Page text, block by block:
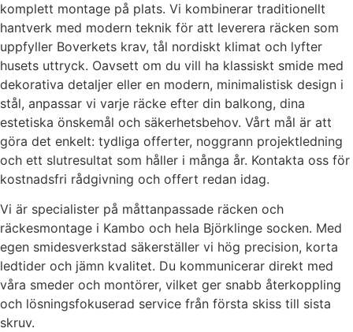
komplett montage på plats. Vi kombinerar traditionellt
hantverk med modern teknik för att leverera räcken som
uppfyller Boverkets krav, tål nordiskt klimat och lyfter
husets uttryck. Oavsett om du vill ha klassiskt smide med
dekorativa detaljer eller en modern, minimalistisk design i
stål, anpassar vi varje räcke efter din balkong, dina
estetiska önskemål och säkerhetsbehov. Vårt mål är att
göra det enkelt: tydliga offerter, noggrann projektledning
och ett slutresultat som håller i många år. Kontakta oss för
kostnadsfri rådgivning och offert redan idag.
Vi är specialister på måttanpassade räcken och
räckesmontage i Kambo och hela Björklinge socken. Med
egen smidesverkstad säkerställer vi hög precision, korta
ledtider och jämn kvalitet. Du kommunicerar direkt med
våra smeder och montörer, vilket ger snabb återkoppling
och lösningsfokuserad service från första skiss till sista
skruv.